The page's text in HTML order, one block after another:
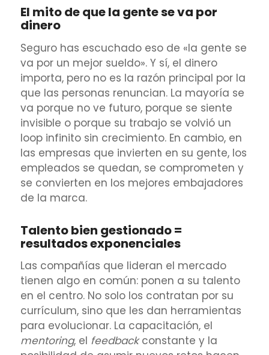
El mito de que la gente se va por
dinero
Seguro has escuchado eso de «la gente se
va por un mejor sueldo». Y sí, el dinero
importa, pero no es la razón principal por la
que las personas renuncian. La mayoría se
va porque no ve futuro, porque se siente
invisible o porque su trabajo se volvió un
loop infinito sin crecimiento. En cambio, en
las empresas que invierten en su gente, los
empleados se quedan, se comprometen y
se convierten en los mejores embajadores
de la marca.
Talento bien gestionado =
resultados exponenciales
Las compañías que lideran el mercado
tienen algo en común: ponen a su talento
en el centro. No solo los contratan por su
currículum, sino que les dan herramientas
para evolucionar. La capacitación, el
mentoring, el feedbackconstante y la